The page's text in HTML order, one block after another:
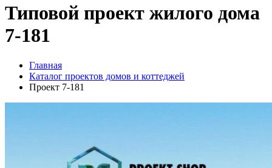
Типовой проект жилого дома
7-181
Главная
Каталог проектов домов и коттеджей
Проект 7-181